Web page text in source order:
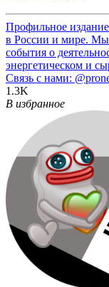
Профильное
в России и мире. Мы
события о
энергетическом и
Связь с нами:
1.3K
В избранное